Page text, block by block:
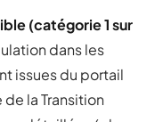
(catégorie 1 sur
dans les
issues du portail
la Transition